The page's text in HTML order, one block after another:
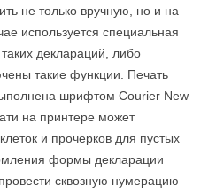
не только вручную, но и на
используется специальная
деклараций, либо
такие функции. Печать
шрифтом Courier New
на принтере может
и прочерков для пустых
формы декларации
сквозную нумерацию